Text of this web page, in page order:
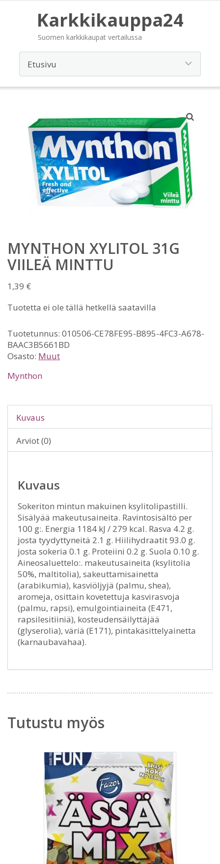
Karkkikauppa24
Suomen karkkikaupat vertailussa
MYNTHON XYLITOL 31G
VIILEÄ MINTTU
1,39 €
Tuotetta ei ole tällä hetkellä saatavilla
Tuotetunnus: 010506-CE78FE95-B895-4FC3-A678-
BAAC3B5661BD
Osasto: Muut
Mynthon
Kuvaus
Arviot (0)
Kuvaus
Sokeriton mintun makuinen ksylitolipastilli.
Sisälyää makeutusaineita. Ravintosisältö per
100 g:. Energia 1184 kJ / 279 kcal. Rasva 4.2 g.
josta tyydyttyneitä 2.1 g. Hiilihydraatit 93.0 g.
josta sokeria 0.1 g. Proteiini 0.2 g. Suola 0.10 g.
Aineosaluettelo:. makeutusaineita (ksylitolia
50%, maltitolia), sakeuttamisainetta
(arabikumia), kasviöljyjä (palmu, shea),
aromeja, osittain kovetettuja kasvirasvoja
(palmu, rapsi), emulgointiaineita (E471,
rapsilesitiiniä), kosteudensäilyttäjää
(glyserolia), väriä (E171), pintakäsittelyainetta
(karnaubavahaa).
Tutustu myös